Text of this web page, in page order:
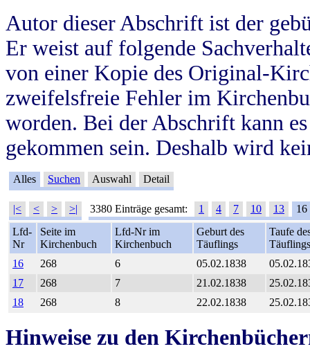
Autor dieser Abschrift ist der
Er weist auf folgende
von einer Kopie des Original-
zweifelsfreie Fehler im
worden. Bei der Abschrift kann
gekommen sein. Deshalb wird
Alles Suchen Auswahl Detail
|< < > >| 3380 Einträge gesamt: 1 4 7 10 13
16
Lfd-
Nr
Seite im
Kirchenbuch
Lfd-Nr im
Kirchenbuch
Geburt des
Täuflings
Taufe
Täuflings
16
268 6 05.02.1838
17
268 7 21.02.1838
18
268 8 22.02.1838
Hinweise zu den